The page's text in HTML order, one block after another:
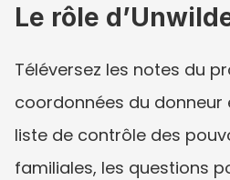
Le rôle
Téléversez les notes du
coordonnées du donneur
liste de contrôle des
familiales, les questions